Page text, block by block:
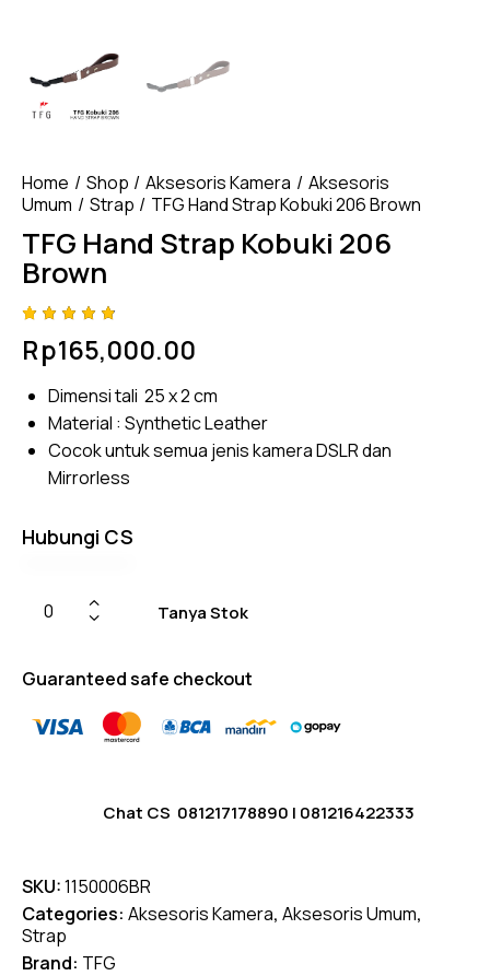
Home Shop Aksesoris Kamera
Aksesoris
Umum
Strap TFG Hand Strap Kobuki 206 Brown
TFG Hand Strap Kobuki 206
Brown
4.75
out
of 5
on
er
ratings
Rp165,000.00
Dimensi tali 25 x 2 cm
Material : Synthetic Leather
Cocok untuk semua jenis kamera DSLR dan
Mirrorless
Hubungi CS
Tanya Stok
Guaranteed safe checkout
Chat CS 081217178890 | 081216422333
SKU:1150006BR
Categories: Aksesoris Kamera, Aksesoris Umum,
Strap
Brand: TFG